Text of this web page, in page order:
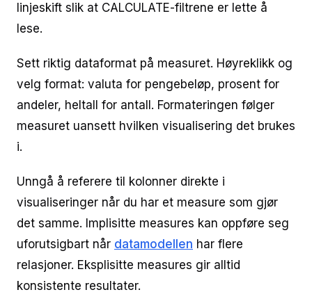
linjeskift slik at CALCULATE-filtrene er lette å
lese.
Sett riktig dataformat på measuret. Høyreklikk og
velg format: valuta for pengebeløp, prosent for
andeler, heltall for antall. Formateringen følger
measuret uansett hvilken visualisering det brukes
i.
Unngå å referere til kolonner direkte i
visualiseringer når du har et measure som gjør
det samme. Implisitte measures kan oppføre seg
uforutsigbart når datamodellen har flere
relasjoner. Eksplisitte measures gir alltid
konsistente resultater.